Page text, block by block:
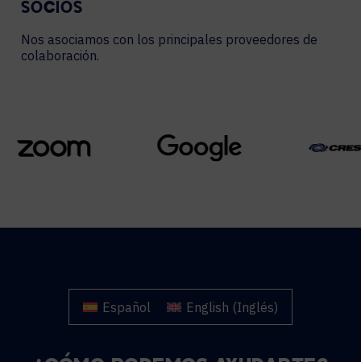
SOCIOS
Nos asociamos con los principales proveedores de
colaboración.
Español English (Inglés)